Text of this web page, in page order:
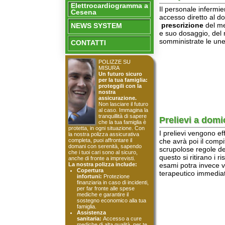
NEWS SYSTEM
CONTATTI
POLIZZE SU
MISURA
Un futuro sicuro
per la tua famiglia:
proteggili con la
nostra
assicurazione.
Non lasciare il futuro
al caso. Immagina la
tranquillità di sapere
che la tua famiglia è
protetta, in ogni situazione. Con
la nostra polizza assicurativa
completa, puoi affrontare il
domani con serenità, sapendo
che i tuoi cari sono al sicuro,
anche di fronte a imprevisti.
La nostra polizza include:
Copertura
infortuni: Protezione
finanziaria in caso di incidenti,
per far fronte alle spese
mediche e garantire il
sostegno economico alla tua
famiglia.
Assistenza
sanitaria:Accesso a cure
mediche di alta qualità, per te
e per i tuoi cari, senza
pensieri e senza
preoccupazioni economiche.
Pensione integrativa:
futuro più sereno per la tua
vecchiaia, con un'integrazione
alla tua pensione di vecchiaia,
prescrizionedel medico
e suo dosaggio, del
somministrate le une dalle
che avrà poi il compito di
scrupolose regole della
questo si ritirano i risultati
esami potra invece
terapeutico immediato.